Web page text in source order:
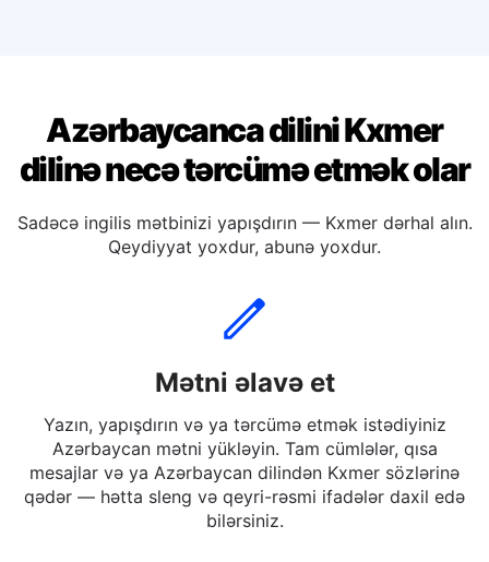
Azərbaycanca dilini Kxmer
dilinə necə tərcümə etmək olar
Qeydiyyat yoxdur, abunə yoxdur.
Mətni əlavə et
Yazın, yapışdırın və ya tərcümə etmək istədiyiniz
Azərbaycan mətni yükləyin. Tam cümlələr, qısa
mesajlar və ya Azərbaycan dilindən Kxmer sözlərinə